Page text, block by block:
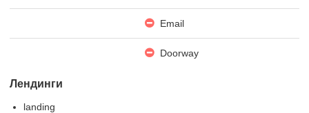
Email
Doorway
Лендинги
landing